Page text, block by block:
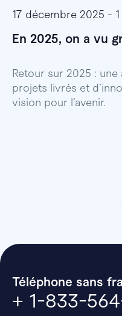
17 décembre 2025 -
En 2025, on a vu
Retour sur 2025 :
projets livrés et
vision pour l’avenir.
Téléphone sans
+ 1-833-